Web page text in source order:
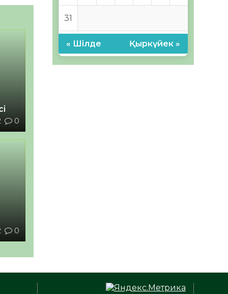
0
0
31
« Шілде Қыркүйек »